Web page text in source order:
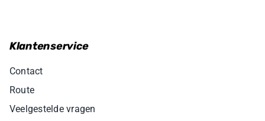
Klantenservice
Contact
Route
Veelgestelde vragen